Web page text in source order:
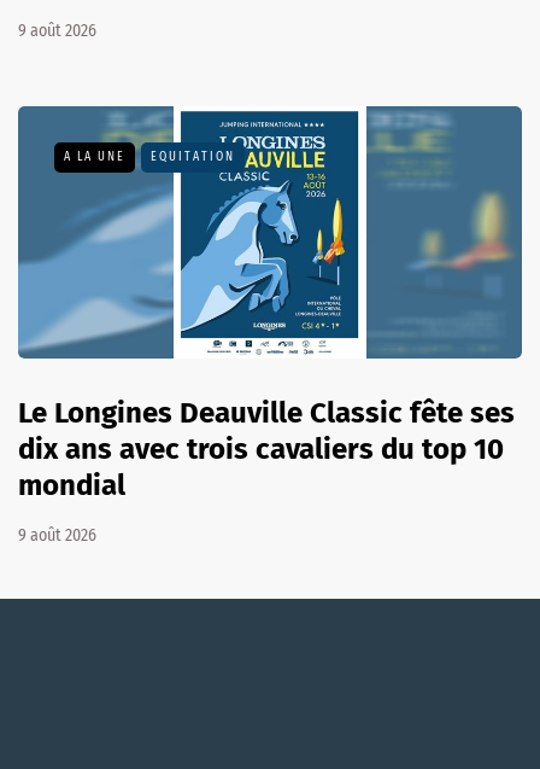
9 août 2026
A LA UNE EQUITATION
Le Longines Deauville Classic fête ses
dix ans avec trois cavaliers du top 10
mondial
9 août 2026